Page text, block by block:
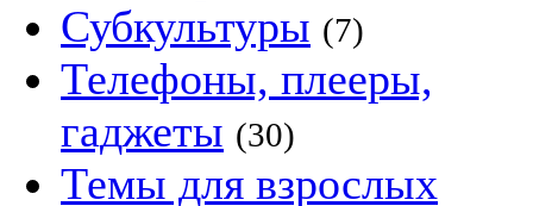
Субкультуры (7)
Телефоны, плееры,
гаджеты (30)
Темы для взрослых